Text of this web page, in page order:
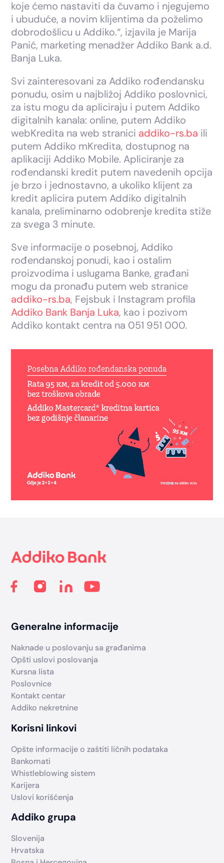
koje ćemo nastaviti da čuvamo i njegujemo
i ubuduće, a novim klijentima da poželimo
dobrodošlicu u Addiko.“, izjavila je Marija
Panić, marketing menadžer Addiko Bank a.d.
Banja Luka.
Svi zainteresovani za Addiko rođendansku
ponudu, osim u najbližoj Addiko poslovnici,
za istu mogu da apliciraju i putem Addiko
digitalnih kanala: online, putem Addiko
webKredita na web stranici addiko-rs.ba ili
putem Addiko mKredita, dostupnog na
aplikaciji Addiko Mobile. Apliciranje za
rođendanski kredit putem navedenih opcija
je brzo i jednostavno, a ukoliko klijent za
kredit aplicira putem Addiko digitalnih
kanala, preliminarno odobrenje kredita stiže
za svega 3 minute.
Sve informacije o posebnoj, Addiko
rođendanskoj ponudi, kao i ostalim
proizvodima i uslugama Banke, građani
mogu da pronađu putem web stranice
addiko-rs.ba, Fejsbuk i Instagram profila
Addiko Bank Banja Luka, kao i pozivom
Addiko kontakt centra na 051 951 000.
Generalne informacije
Naknade u poslovanju sa građanima
Opšti uslovi poslovanja
Kursna lista
Poslovnice
Kontakt centar
Addiko nekretnine
Korisni linkovi
Opšte informacije o zaštiti ličnih podataka
Bankomati
Whistleblowing sistem
Karijera
Uslovi korišćenja
Addiko grupa
Slovenija
Hrvatska